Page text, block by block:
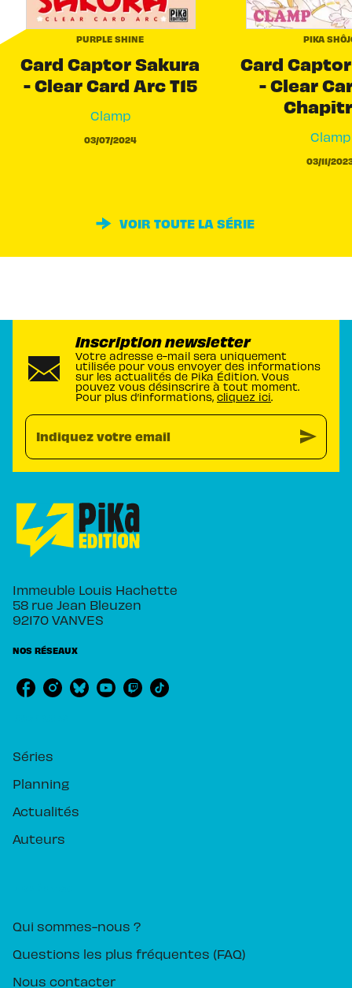
PURPLE SHINE
Card Captor Sakura
- Clear Card Arc T15
Clamp
03/07/2024
PIKA
Card
- Clear
Clamp
03/11/
VOIR TOUTE LA SÉRIE
Inscription newsletter
Votre adresse e-mail sera uniquement
utilisée pour vous envoyer des informations
sur les actualités de Pika Édition. Vous
pouvez vous désinscrire à tout moment.
Pour plus d’informations, cliquez ici.
Indiquez votre email send
Immeuble Louis Hachette
58 rue Jean Bleuzen
92170 VANVES
NOS RÉSEAUX
Séries
Planning
Actualités
Auteurs
Qui sommes-nous ?
Questions les plus fréquentes (FAQ)
Nous contacter